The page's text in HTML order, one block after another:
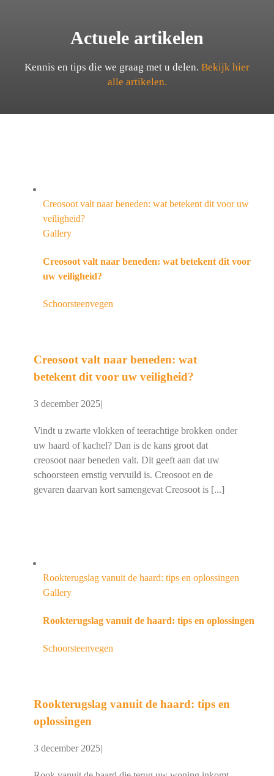
Actuele artikelen
Kennis en tips die we graag met u delen. Bekijk hier
alle artikelen.
Creosoot valt naar beneden: wat betekent dit voor uw
veiligheid?
Gallery
Creosoot valt naar beneden: wat betekent dit voor
uw veiligheid?
Schoorsteenvegen
Creosoot valt naar beneden: wat
betekent dit voor uw veiligheid?
3 december 2025|
Vindt u zwarte vlokken of teerachtige brokken onder
uw haard of kachel? Dan is de kans groot dat
creosoot naar beneden valt. Dit geeft aan dat uw
schoorsteen ernstig vervuild is. Creosoot en de
gevaren daarvan kort samengevat Creosoot is [...]
Rookterugslag vanuit de haard: tips en oplossingen
Gallery
Rookterugslag vanuit de haard: tips en oplossingen
Schoorsteenvegen
Rookterugslag vanuit de haard: tips en
oplossingen
3 december 2025|